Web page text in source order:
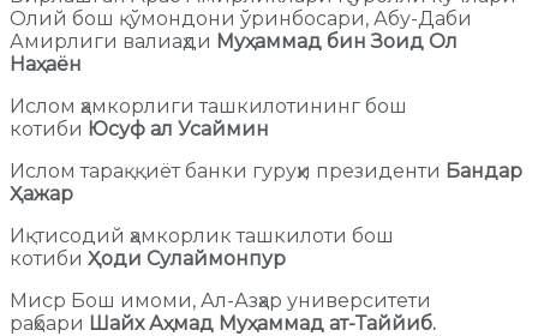
Олий бош қўмондони ўринбосари, Абу-Даби
Амирлиги валиаҳди Муҳаммад бин Зоид Ол
Наҳаён
Ислом ҳамкорлиги ташкилотининг бош
котиби Юсуф ал Усаймин
Ислом тараққиёт банки гуруҳи президенти Бандар
Ҳажар
Иқтисодий ҳамкорлик ташкилоти бош
котиби Ҳоди Сулаймонпур
Миср Бош имоми, Ал-Азҳар университети
раҳбари Шайх Аҳмад Муҳаммад ат-Таййиб.